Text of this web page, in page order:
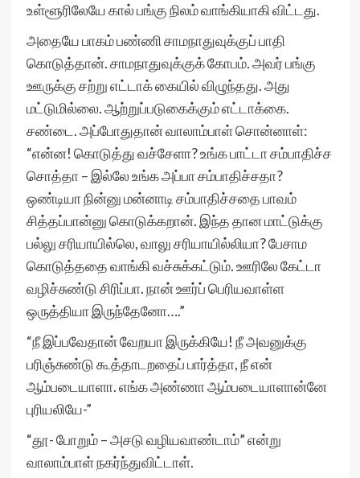
உள்ளூரிலேயே கால் பங்கு நிலம் வாங்கியாகி விட்டது.
அதையே பாகம் பண்ணி சாமநாதுவுக்குப் பாதி
கொடுத்தான். சாமநாதுவுக்குக் கோபம். அவர் பங்கு
ஊருக்கு சற்று எட்டாக் கையில் விழுந்தது. அது
மட்டுமில்லை. ஆற்றுப்படுகைக்கும் எட்டாக்கை.
சண்டை. அப்போதுதான் வாலாம்பாள் சொன்னாள்:
“என்ன! கொடுத்து வச்சேளா? உங்க பாட்டா சம்பாதிச்ச
சொத்தா – இல்லே உங்க அப்பா சம்பாதிச்சதா?
ஒண்டியா நின்னு மன்னாடி சம்பாதிச்சதை பாவம்
சித்தப்பான்னு கொடுக்கறான். இந்த தான மாட்டுக்கு
பல்லு சரியாயில்லெ, வாலு சரியாயில்லியா? பேசாம
கொடுத்ததை வாங்கி வச்சுக்கட்டும். ஊரிலே கேட்டா
வழிச்சுண்டு சிரிப்பா. நான் ஊர்ப் பெரியவாள்ள
ஒருத்தியா இருந்தேனோ….”
“நீ இப்பவேதான் வேறயா இருக்கியே! நீ அவனுக்கு
பரிஞ்சுண்டு கூத்தாடறதைப் பார்த்தா, நீ என்
ஆம்படையாளா. எங்க அண்ணா ஆம்படையாளான்னே
புரியலியே-”
“தூ- போறும் – அசடு வழியவாண்டாம்” என்று
வாலாம்பாள் நகர்ந்துவிட்டாள்.